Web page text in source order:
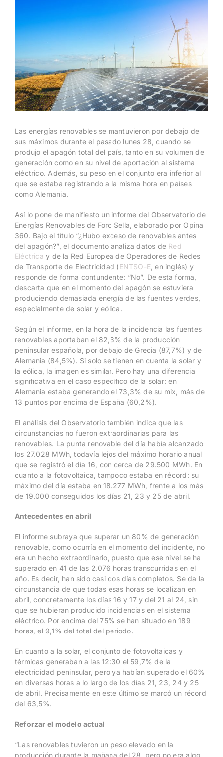
Las energías renovables se mantuvieron por debajo de
sus máximos durante el pasado lunes 28, cuando se
produjo el apagón total del país, tanto en su volumen de
generación como en su nivel de aportación al sistema
eléctrico. Además, su peso en el conjunto era inferior al
que se estaba registrando a la misma hora en países
como Alemania.
Así lo pone de manifiesto un informe del Observatorio de
Energías Renovables de Foro Sella, elaborado por Opina
360. Bajo el título “¿Hubo exceso de renovables antes
del apagón?”, el documento analiza datos de Red
Eléctrica y de la Red Europea de Operadores de Redes
de Transporte de Electricidad (ENTSO-E , en inglés) y
responde de forma contundente: “No”. De esta forma,
descarta que en el momento del apagón se estuviera
produciendo demasiada energía de las fuentes verdes,
especialmente de solar y eólica.
Según el informe, en la hora de la incidencia las fuentes
renovables aportaban el 82,3% de la producción
peninsular española, por debajo de Grecia (87,7%) y de
Alemania (84,5%). Si solo se tienen en cuenta la solar y
la eólica, la imagen es similar. Pero hay una diferencia
significativa en el caso específico de la solar: en
Alemania estaba generando el 73,3% de su mix, más de
13 puntos por encima de España (60,2%).
El análisis del Observatorio también indica que las
circunstancias no fueron extraordinarias para las
renovables. La punta renovable del día había alcanzado
los 27.028 MWh, todavía lejos del máximo horario anual
que se registró el día 16, con cerca de 29.500 MWh. En
cuanto a la fotovoltaica, tampoco estaba en récord: su
máximo del día estaba en 18.277 MWh, frente a los más
de 19.000 conseguidos los días 21, 23 y 25 de abril.
Antecedentes en abril
El informe subraya que superar un 80% de generación
renovable, como ocurría en el momento del incidente, no
era un hecho extraordinario, puesto que ese nivel se ha
superado en 41 de las 2.076 horas transcurridas en el
año. Es decir, han sido casi dos días completos. Se da la
circunstancia de que todas esas horas se localizan en
abril, concretamente los días 16 y 17 y del 21 al 24, sin
que se hubieran producido incidencias en el sistema
eléctrico. Por encima del 75% se han situado en 189
horas, el 9,1% del total del periodo.
En cuanto a la solar, el conjunto de fotovoltaicas y
térmicas generaban a las 12:30 el 59,7% de la
electricidad peninsular, pero ya habían superado el 60%
en diversas horas a lo largo de los días 21, 23, 24 y 25
de abril. Precisamente en este último se marcó un récord
del 63,5%.
Reforzar el modelo actual
“Las renovables tuvieron un peso elevado en la
producción durante la mañana del 28, pero no era algo